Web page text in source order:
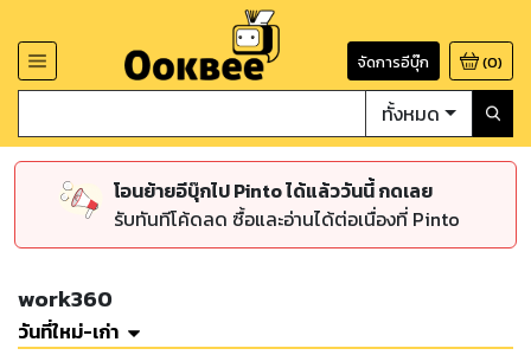
จัดการอีบุ๊ก (0)
ทั้งหมด
โอนย้ายอีบุ๊กไป Pinto ได้แล้ววันนี้ กดเลย
รับทันทีโค้ดลด ซื้อและอ่านได้ต่อเนื่องที่ Pinto
work360
วันที่ใหม่-เก่า